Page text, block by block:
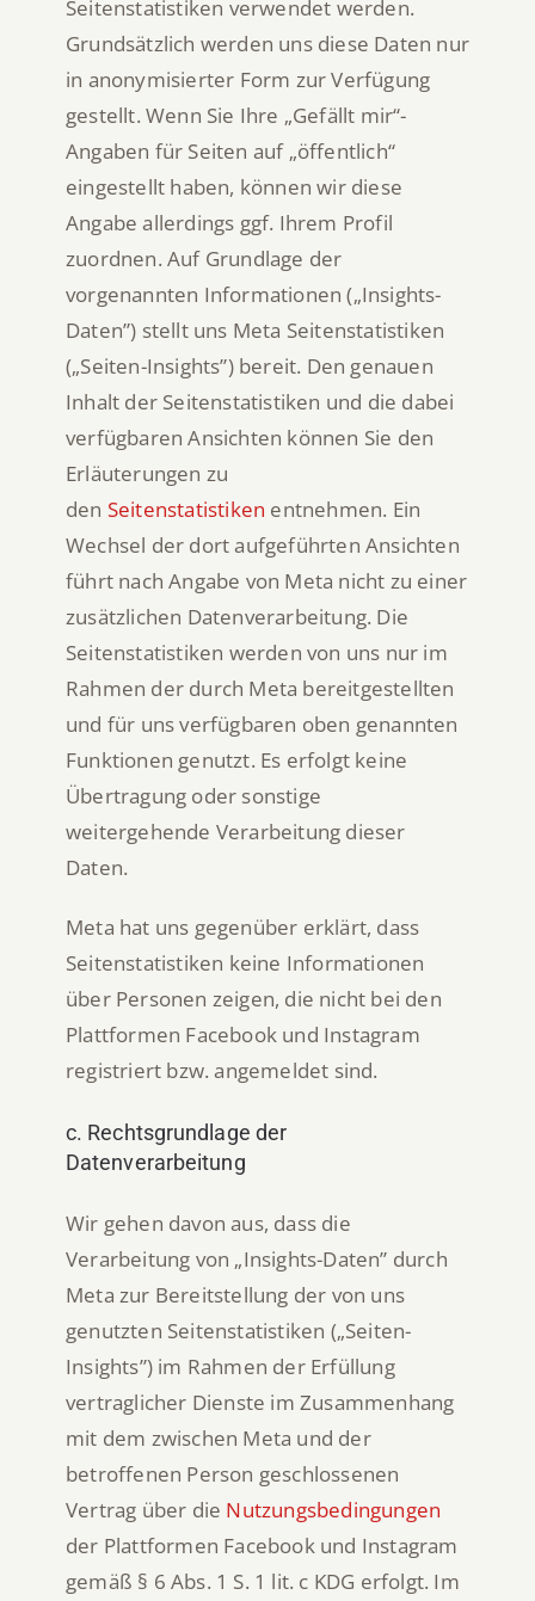
Seitenstatistiken verwendet werden.
Grundsätzlich werden uns diese Daten nur
in anonymisierter Form zur Verfügung
gestellt. Wenn Sie Ihre „Gefällt mir“-
Angaben für Seiten auf „öffentlich“
eingestellt haben, können wir diese
Angabe allerdings ggf. Ihrem Profil
zuordnen. Auf Grundlage der
vorgenannten Informationen („Insights-
Daten”) stellt uns Meta Seitenstatistiken
(„Seiten-Insights”) bereit. Den genauen
Inhalt der Seitenstatistiken und die dabei
verfügbaren Ansichten können Sie den
Erläuterungen zu
den Seitenstatistiken entnehmen. Ein
Wechsel der dort aufgeführten Ansichten
führt nach Angabe von Meta nicht zu einer
zusätzlichen Datenverarbeitung. Die
Seitenstatistiken werden von uns nur im
Rahmen der durch Meta bereitgestellten
und für uns verfügbaren oben genannten
Funktionen genutzt. Es erfolgt keine
Übertragung oder sonstige
weitergehende Verarbeitung dieser
Daten.
Meta hat uns gegenüber erklärt, dass
Seitenstatistiken keine Informationen
über Personen zeigen, die nicht bei den
Plattformen Facebook und Instagram
registriert bzw. angemeldet sind.
c. Rechtsgrundlage der
Datenverarbeitung
Wir gehen davon aus, dass die
Verarbeitung von „Insights-Daten” durch
Meta zur Bereitstellung der von uns
genutzten Seitenstatistiken („Seiten-
Insights”) im Rahmen der Erfüllung
vertraglicher Dienste im Zusammenhang
mit dem zwischen Meta und der
betroffenen Person geschlossenen
Vertrag über die Nutzungsbedingungen
der Plattformen Facebook und Instagram
gemäß § 6 Abs. 1 S. 1 lit. c KDG erfolgt. Im